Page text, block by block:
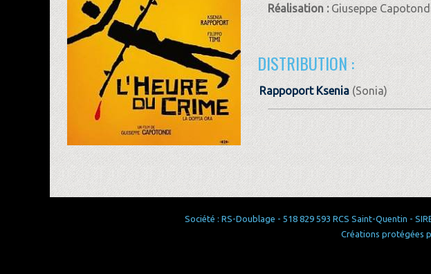
Réalisation :Giuseppe
DISTRIBUTION :
Rappoport Ksenia (Sonia)
Société : RS-Doublage - 518 829 593 RCS Saint-Quentin -
Créations protégées